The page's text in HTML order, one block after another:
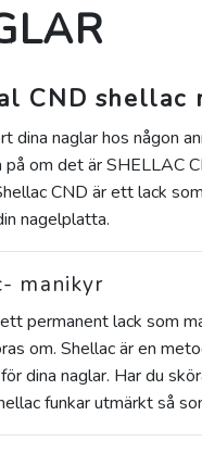
CND shellac
dina naglar hos någon
på om det är SHELLAC
CND är ett lack
nagelplatta.
manikyr
permanent lack som
om. Shellac är en
dina naglar. Har du
funkar utmärkt så